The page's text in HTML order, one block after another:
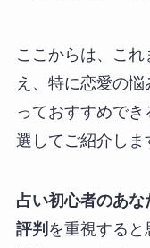
ここからは、こ
え、特に恋愛の
っておすすめで
選してご紹介しま
占い初心者のあな
評判 を重視する